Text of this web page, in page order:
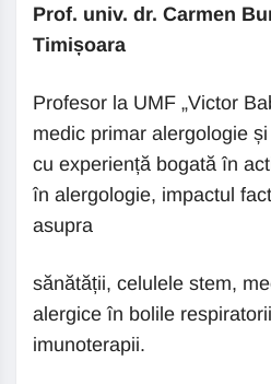
Prof. univ. dr. Carmen
Timișoara
Profesor la UMF „Victor
medic primar alergologie
cu experiență bogată în
în alergologie, impactul
asupra
sănătății, celulele stem,
alergice în bolile
imunoterapii.